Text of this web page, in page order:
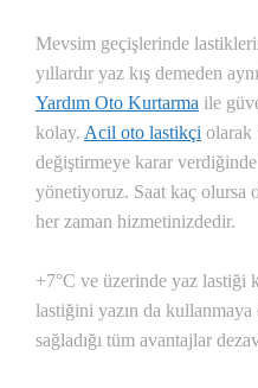
Mevsim geçişlerinde
yıllardır yaz kış demeden
Yardım Oto Kurtarma ile
kolay. Acil oto lastikçi olarak
değiştirmeye karar
yönetiyoruz. Saat kaç olursa
her zaman hizmetinizdedir.
+7°C ve üzerinde yaz lastiği
lastiğini yazın da kullanmaya
sağladığı tüm avantajlar